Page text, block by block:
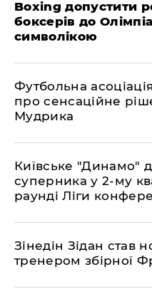
Boxing допустити
боксерів до
символікою
​Футбольна
про сенсаційне
Мудрика
Київське "Динамо"
суперника у 2-му
раунді Ліги
​Зінедін Зідан став
тренером збірної